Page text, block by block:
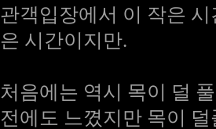
관객입장에서 이 작은
은 시간이지만.
처음에는 역시 목이 덜
전에도 느꼈지만 목이